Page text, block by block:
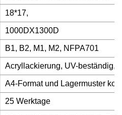
18*17,
1000DX1300D
B1, B2, M1, M2, NFPA701
Acryllackierung, UV-beständig,
A4-Format und Lagermuster
25 Werktage